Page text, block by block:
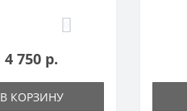
4 750 р.
В КОРЗИНУ